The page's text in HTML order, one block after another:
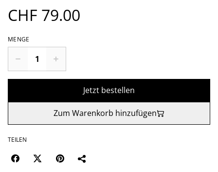
CHF 79.00
MENGE
Jetzt bestellen
Zum Warenkorb hinzufügen
TEILEN